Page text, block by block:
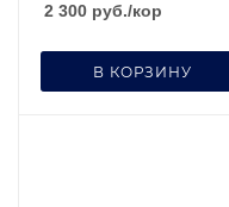
2 300 руб./кор
В КОРЗИНУ